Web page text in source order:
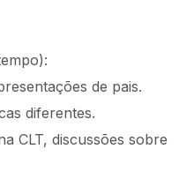
de pais.
diferentes.
CLT, discussões sobre